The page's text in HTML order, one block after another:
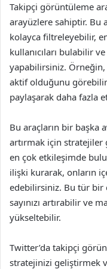
Takipçi görüntüleme
arayüzlere sahiptir. Bu
kolayca filtreleyebilir,
kullanıcıları bulabilir
yapabilirsiniz.
aktif olduğunu
paylaşarak daha fazla
Bu araçların bir başka
artırmak için stratejiler
en çok etkileşimde
ilişki kurarak, onların
edebilirsiniz. Bu tür bir
sayınızı artırabilir ve
yükseltebilir.
Twitter’da takipçi
stratejinizi geliştirmek